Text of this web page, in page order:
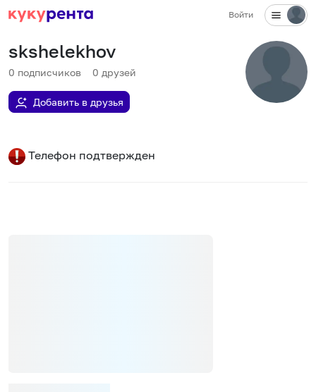
Войти
skshelekhov
0 подписчиков 0 друзей
Добавить в друзья
Телефон подтвержден